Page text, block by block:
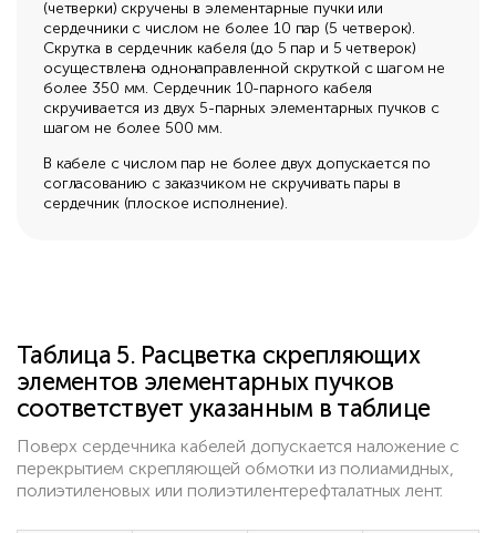
(четверки) скручены в элементарные пучки или
сердечники с числом не более 10 пар (5 четверок).
Скрутка в сердечник кабеля (до 5 пар и 5 четверок)
осуществлена однонаправленной скруткой с шагом не
более 350 мм. Сердечник 10-парного кабеля
скручивается из двух 5-парных элементарных пучков с
шагом не более 500 мм.
В кабеле с числом пар не более двух допускается по
согласованию с заказчиком не скручивать пары в
сердечник (плоское исполнение).
Таблица 5. Расцветка скрепляющих
элементов элементарных пучков
соответствует указанным в таблице
Поверх сердечника кабелей допускается наложение с
перекрытием скрепляющей обмотки из полиамидных,
полиэтиленовых или полиэтилентерефталатных лент.